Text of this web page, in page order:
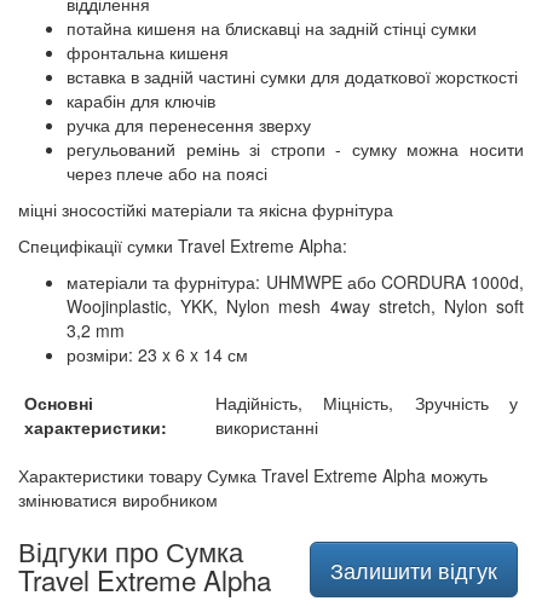
потайна кишеня на блискавці на задній стінці сумки
фронтальна кишеня
вставка в задній частині сумки для додаткової жорсткості
карабін для ключів
ручка для перенесення зверху
регульований ремінь зі стропи - сумку можна носити
через плече або на поясі
міцні зносостійкі матеріали та якісна фурнітура
Специфікації сумки Travel Extreme Alpha:
матеріали та фурнітура: UHMWPE або CORDURA 1000d,
Woojinplastic, YKK, Nylon mesh 4way stretch, Nylon soft
3,2 mm
розміри: 23 x 6 x 14 см
Основні
характеристики:
Надійність, Міцність, Зручність у
використанні
Характеристики товару Сумка Travel Extreme Alpha можуть
змінюватися виробником
Залишити відгук
Відгуки про Сумка
Travel Extreme Alpha